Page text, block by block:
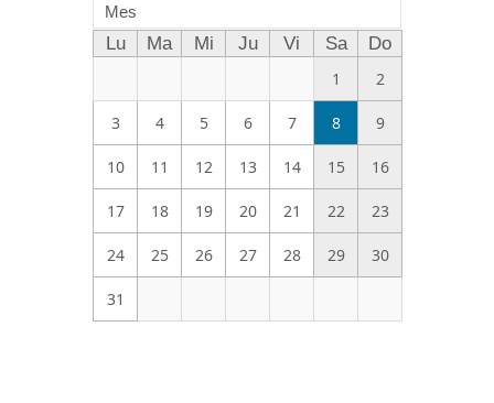
Mes
Lu Ma Mi Ju Vi Sa
Do
1
2
3 4 5 6 7 8 9
10 11 12 13 14 15 16
17 18 19 20 21 22 23
24 25 26 27 28 29 30
31